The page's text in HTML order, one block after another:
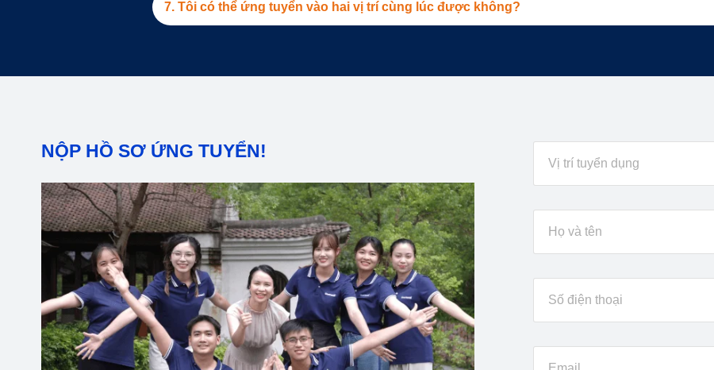
7. Tôi có thể ứng tuyển vào hai vị trí cùng lúc được không?
NỘP HỒ SƠ ỨNG TUYỂN!